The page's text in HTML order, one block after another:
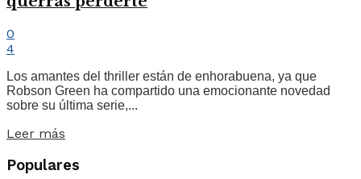
0
4
Los amantes del thriller están de enhorabuena, ya que
Robson Green ha compartido una emocionante novedad
sobre su última serie,...
Leer más
Populares